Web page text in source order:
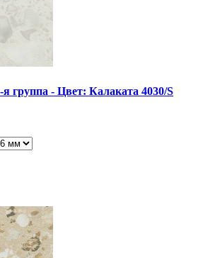
группа - Цвет: Калаката 4030/S